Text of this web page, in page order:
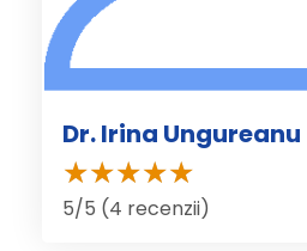
Dr. Irina Ungureanu
5/5 (4 recenzii)